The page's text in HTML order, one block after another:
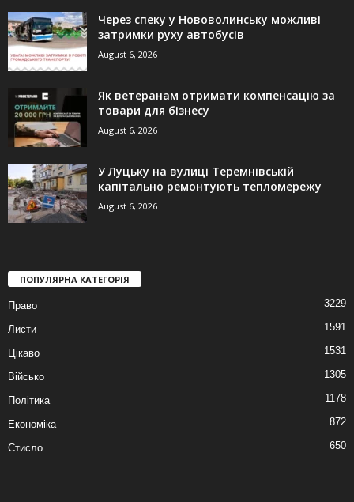
Через спеку у Нововолинську можливі
затримки руху автобусів
August 6, 2026
Як ветеранам отримати компенсацію за
товари для бізнесу
August 6, 2026
У Луцьку на вулиці Теремнівській
капітально ремонтують тепломережу
August 6, 2026
ПОПУЛЯРНА КАТЕГОРІЯ
Право 3229
Листи 1591
Цікаво 1531
Військо 1305
Політика 1178
Економіка 872
Стисло 650